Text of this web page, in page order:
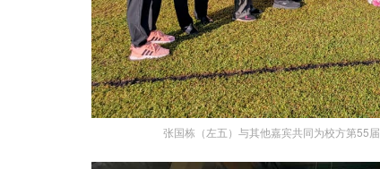
张国栋（左五）与其他嘉宾共同为校方第55